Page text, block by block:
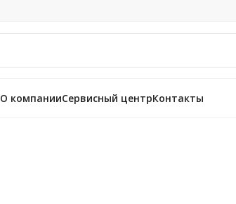
О компанииСервисный центрКонтакты